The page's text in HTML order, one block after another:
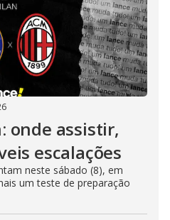
onde assistir,
escalações
neste sábado (8), em
um teste de preparação